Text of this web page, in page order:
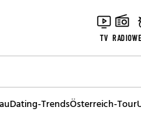
TV RADIO
Dating-TrendsÖsterreich-Tour